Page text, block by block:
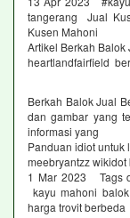
tangerang Jual
Kusen Mahoni
Artikel Berkah Balok
heartlandfairfield
Berkah Balok Jual
dan gambar yang
informasi yang
Panduan idiot untuk
meebryantzz wikidot
1 Mar 2023 Tags
kayu mahoni
harga trovit berbeda